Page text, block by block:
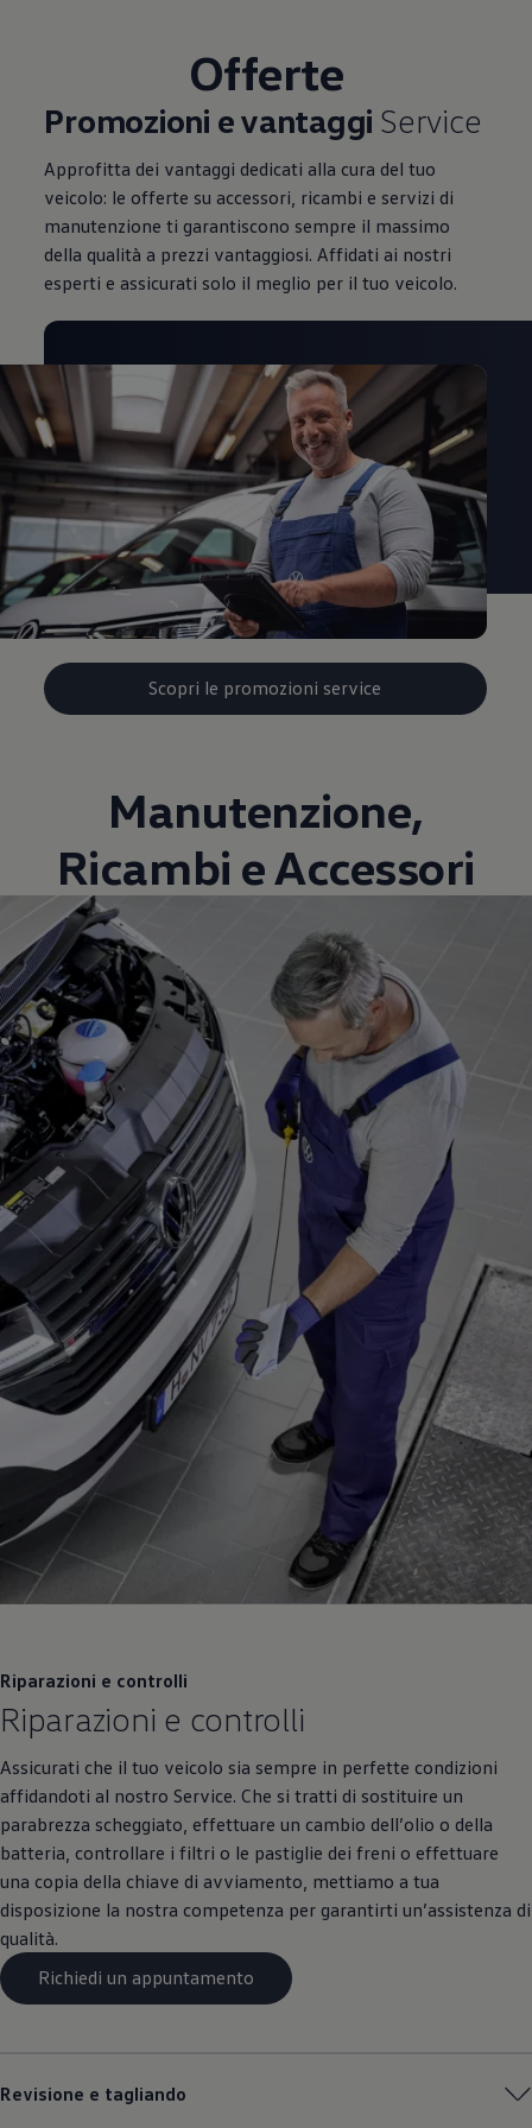
VanLife Stories
75 anni di Bulli
ID. Buzz al World Ducati Week 2026
Offerte
Promozioni e vantaggi Service
Approfitta dei vantaggi dedicati alla cura del tuo
veicolo: le offerte su accessori, ricambi e servizi di
manutenzione ti garantiscono sempre il massimo
della qualità a prezzi vantaggiosi. Affidati ai nostri
esperti e assicurati solo il meglio per il tuo veicolo.
Scopri le promozioni service
Manutenzione,
Ricambi e Accessori
Riparazioni e controlli
Riparazioni e controlli
Assicurati che il tuo veicolo sia sempre in perfette condizioni
affidandoti al nostro Service. Che si tratti di sostituire un
parabrezza scheggiato, effettuare un cambio dell’olio o della
batteria, controllare i filtri o le pastiglie dei freni o effettuare
una copia della chiave di avviamento, mettiamo a tua
disposizione la nostra competenza per garantirti un’assistenza di
qualità.
Richiedi un appuntamento
Revisione e tagliando